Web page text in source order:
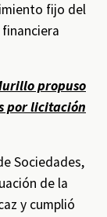
fijo del
propuso
por licitación
Sociedades,
de la
y cumplió